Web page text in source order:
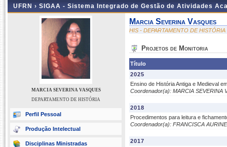
UFRN › SIGAA - Sistema Integrado de Gestão de Atividades
MARCIA SEVERINA VASQUES
DEPARTAMENTO DE HISTÓRIA
Perfil Pessoal
Produção Intelectual
Disciplinas Ministradas
Marcia Severina Vasques
HIS - DEPARTAMENTO DE HISTÓRIA
Projetos de Monitoria
Título
2025
Ensino de História Antiga e Medieval
Coordenador(a): MARCIA SEVERINA
2018
Procedimentos para leitura e
Coordenador(a): FRANCISCA
2017